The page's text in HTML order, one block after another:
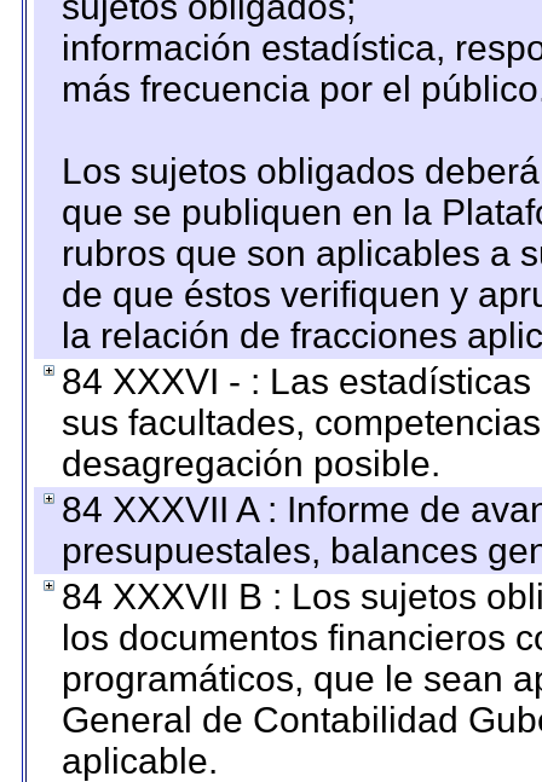
información estadística,
más frecuencia por el
Los sujetos obligados
que se publiquen en la
rubros que son aplicables a
de que éstos verifiquen y
la relación de fracciones
84 XXXVI - : Las
sus facultades,
desagregación posible.
84 XXXVII A : Informe de
presupuestales, balances
84 XXXVII B : Los sujetos
los documentos financieros
programáticos, que le sean
General de Contabilidad
aplicable.